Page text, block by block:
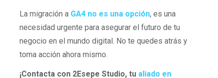
La migración a GA4 no es una opción, es una
necesidad urgente para asegurar el futuro de tu
negocio en el mundo digital. No te quedes atrás y
toma acción ahora mismo.
¡Contacta con 2Esepe Studio, tu aliado en